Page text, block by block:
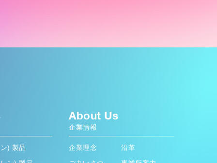
) 製品
About Us
企業情報
企業理念
沿革